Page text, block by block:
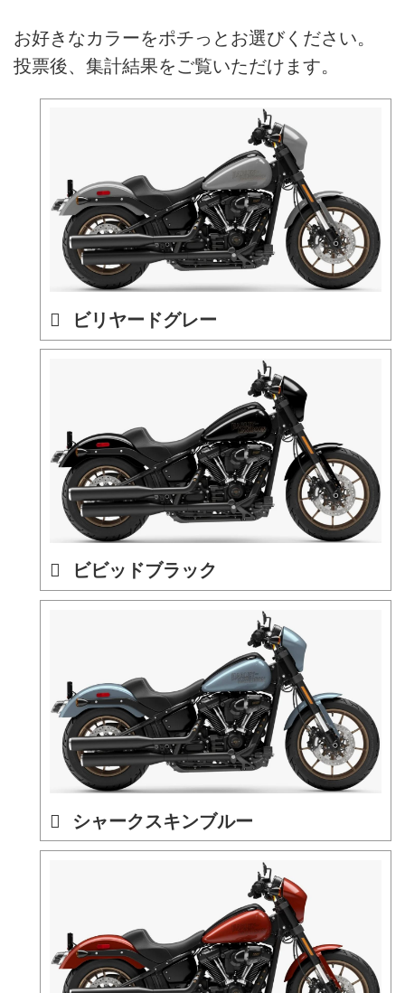
お好きなカラーをポチっとお選びください。
投票後、集計結果をご覧いただけます。
ビリヤードグレー
ビビッドブラック
シャークスキンブルー